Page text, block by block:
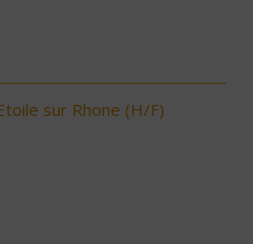
sur Rhone (H/F)